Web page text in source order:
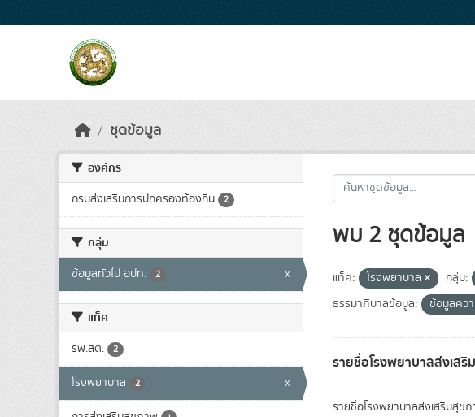
ชุดข้อมูล
องค์กร
กรมส่งเสริมการปกครองท้องถิ่น 2
กลุ่ม
ข้อมูลทั่วไป อปท. 2 x
แท็ค
รพ.สต. 2
โรงพยาบาล 2 x
พบ 2 ชุดข้อมูล
แท็ค: โรงพยาบาล กลุ่ม:
ธรรมาภิบาลข้อมูล:
ข้อมูลคว
รายชื่อโรงพยาบาลส่งเส
รายชื่อโรงพยาบาลส่งเสริมสุ